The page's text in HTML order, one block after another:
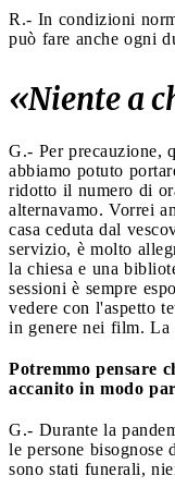
R.- In condizioni
può fare anche ogni
«Niente a
G.- Per precauzione,
abbiamo potuto
ridotto il numero di
alternavamo. Vorrei
casa ceduta dal
servizio, è molto
la chiesa e una
sessioni è sempre
vedere con l'aspetto
in genere nei film. La
Potremmo pensare
accanito in modo
G.- Durante la
le persone bisognose
sono stati funerali,